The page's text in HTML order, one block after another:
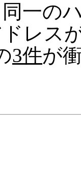
一の
レス
3件が